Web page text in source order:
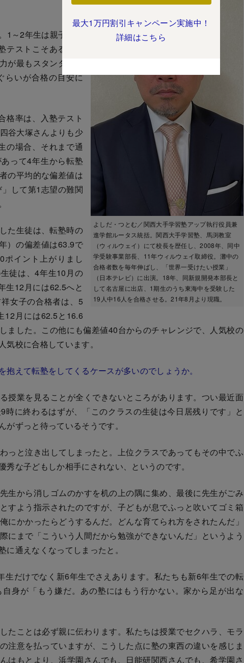
よしだ・つとむ／関西大手学習塾アップ執行役員兼
進学館ルータス統括。関西大手学習塾、馬渕教室
（ウィルウェイ）にて校長を歴任し、2008年、同中
学受験事業部長、11年ウィルウェイ取締役。灘中の
合格者数を毎年伸ばし、「世界一受けたい授業」
（日本テレビ）に出演。18年、同新規開発本部長と
して名古屋に出店、1期生のうち東海中を受験した
19人中16人を合格させる。21年8月より現職。
～2年生は親子面接
ストこそあるもの
が最もスタンダード
らいが合格の目安に
格率は、入塾テスト
谷大塚さんよりも少
の場合、それまで通
って4年生から転塾
の平均的な偏差値は
して第1志望の難関
た生徒は、転塾時の
）の偏差値は63.9で
ポイント上がりまし
徒は、4年生10月の
生12月には62.5へと
女子の合格者は、5
12月には62.5と16.6
ました。この他にも偏差値40台からのチャレンジで、人気校の
校に合格しています。
えて転塾をしてくるケースが多いのでしょうか。
授業を見ることが全くできないところがあります。つい最近面
に終わるはずが、「このクラスの生徒は今日居残りです」と
ずっと待っているそうです。
っと泣き出してしまったと。上位クラスであってもその中でふ
な子どもしか相手にされない、というのです。
生から消しゴムのかすを机の上の隅に集め、最後に先生がごみ
すよう指示されたのですが、子どもが息でふっと吹いてゴミ箱
にかかったらどうするんだ。どんな育てられ方をされたんだ」
にまで「こういう人間だから勉強ができないんだ」というよう
通えなくなってしまったと。
だけでなく新6年生でさえあります。私たちも新6年生での転
身が「もう嫌だ。あの塾にはもう行かない。家から足が出な
たことは必ず親に伝わります。私たちは授業でセクハラ、モラ
注意を払っていますが、こうした点に塾の東西の違いを感じま
はもとより、浜学園さんでも、日能研関西さんでも、希学園さ
最大1万円割引キャンペーン実施中！
詳細はこちら